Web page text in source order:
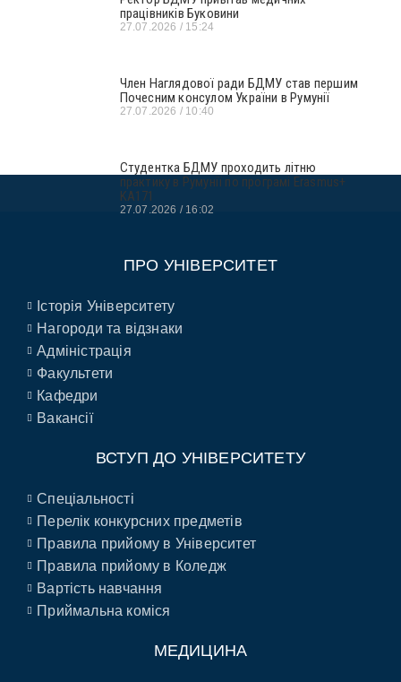
працівників Буковини
27.07.2026 15:24
Член Наглядової ради БДМУ став першим
Почесним консулом України в Румунії
27.07.2026 10:40
Студентка БДМУ проходить літню
практику в Румунії по програмі Erasmus+
KA171
27.07.2026 16:02
ПРО УНІВЕРСИТЕТ
Історія Університету
Нагороди та відзнаки
Адміністрація
Факультети
Кафедри
Вакансії
ВСТУП ДО УНІВЕРСИТЕТУ
Спеціальності
Перелік конкурсних предметів
Правила прийому в Університет
Правила прийому в Коледж
Вартість навчання
Приймальна коміся
МЕДИЦИНА